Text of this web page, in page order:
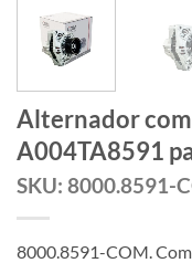
Alternador
A004TA8591
SKU: 8000.8591-
8000.8591-COM.